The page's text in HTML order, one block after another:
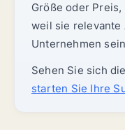
Größe oder
weil sie
Unternehmen
Sehen Sie sich
starten Sie Ihre